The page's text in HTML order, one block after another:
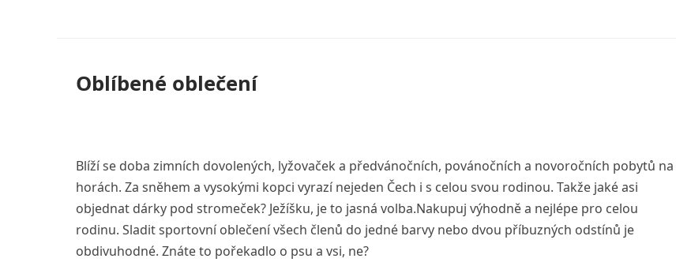
Oblíbené oblečení
Blíží se doba zimních dovolených, lyžovaček a předvánočních, povánočních a novoročních pobytů na
horách. Za sněhem a vysokými kopci vyrazí nejeden Čech i s celou svou rodinou. Takže jaké asi
objednat dárky pod stromeček? Ježíšku, je to jasná volba.Nakupuj výhodně a nejlépe pro celou
rodinu. Sladitsportovní oblečenívšech členů do jedné barvy nebo dvou příbuzných odstínů je
obdivuhodné. Znáte to pořekadlo o psu a vsi, ne?